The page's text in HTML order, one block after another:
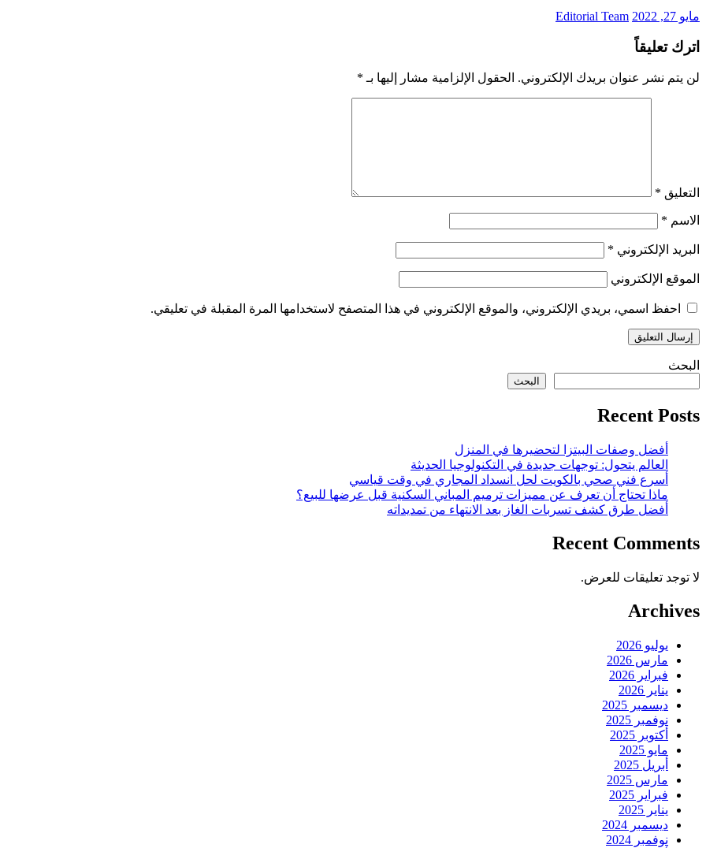
مايو 27, 2022 Editorial Team
اترك تعليقاً
لن يتم نشر عنوان بريدك الإلكتروني. الحقول الإلزامية مشار إليها بـ *
التعليق *
الاسم *
البريد الإلكتروني *
الموقع الإلكتروني
احفظ اسمي، بريدي الإلكتروني، والموقع الإلكتروني في هذا المتصفح لاستخدامها المرة المقبلة في تعليقي.
البحث
البحث
Recent Posts
أفضل وصفات البيتزا لتحضيرها في المنزل
العالم يتحول: توجهات جديدة في التكنولوجيا الحديثة
أسرع فني صحي بالكويت لحل انسداد المجاري في وقت قياسي
ماذا تحتاج أن تعرف عن مميزات ترميم المباني السكنية قبل عرضها للبيع؟
أفضل طرق كشف تسربات الغاز بعد الانتهاء من تمديداته
Recent Comments
لا توجد تعليقات للعرض.
Archives
يوليو 2026
مارس 2026
فبراير 2026
يناير 2026
ديسمبر 2025
نوفمبر 2025
أكتوبر 2025
مايو 2025
أبريل 2025
مارس 2025
فبراير 2025
يناير 2025
ديسمبر 2024
نوفمبر 2024